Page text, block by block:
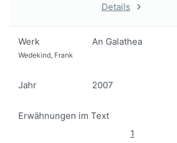
Details
Werk An Galathea
Wedekind, Frank
Jahr 2007
Erwähnungen im Text
1